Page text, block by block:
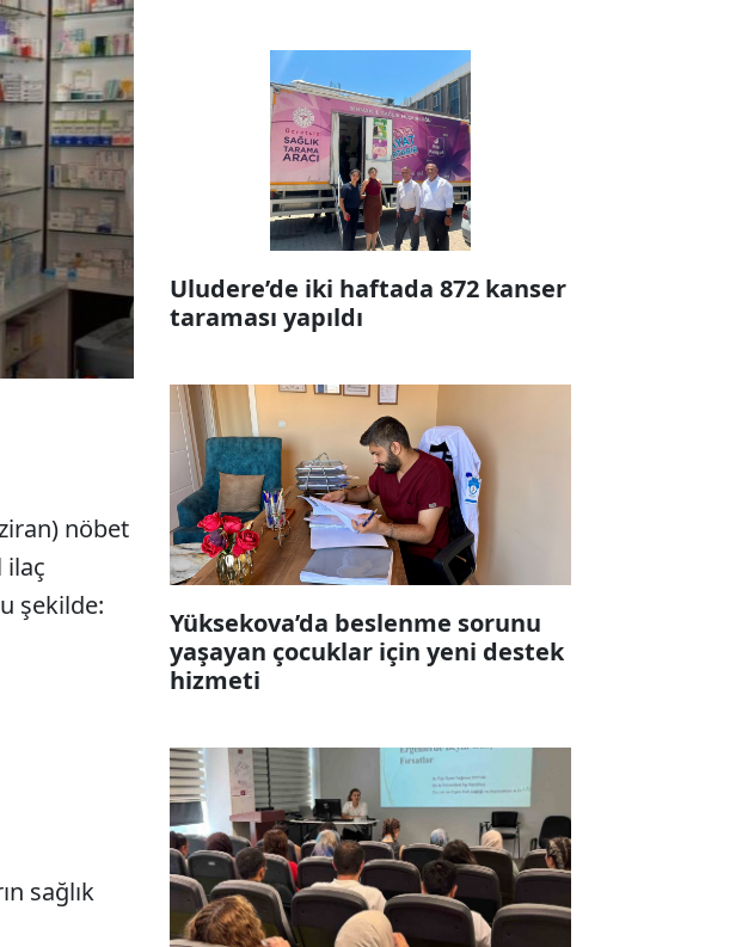
nöbet
ilaç
şekilde:
sağlık
Uludere’de iki haftada 872 kanser
taraması yapıldı
Yüksekova’da beslenme sorunu
yaşayan çocuklar için yeni destek
hizmeti